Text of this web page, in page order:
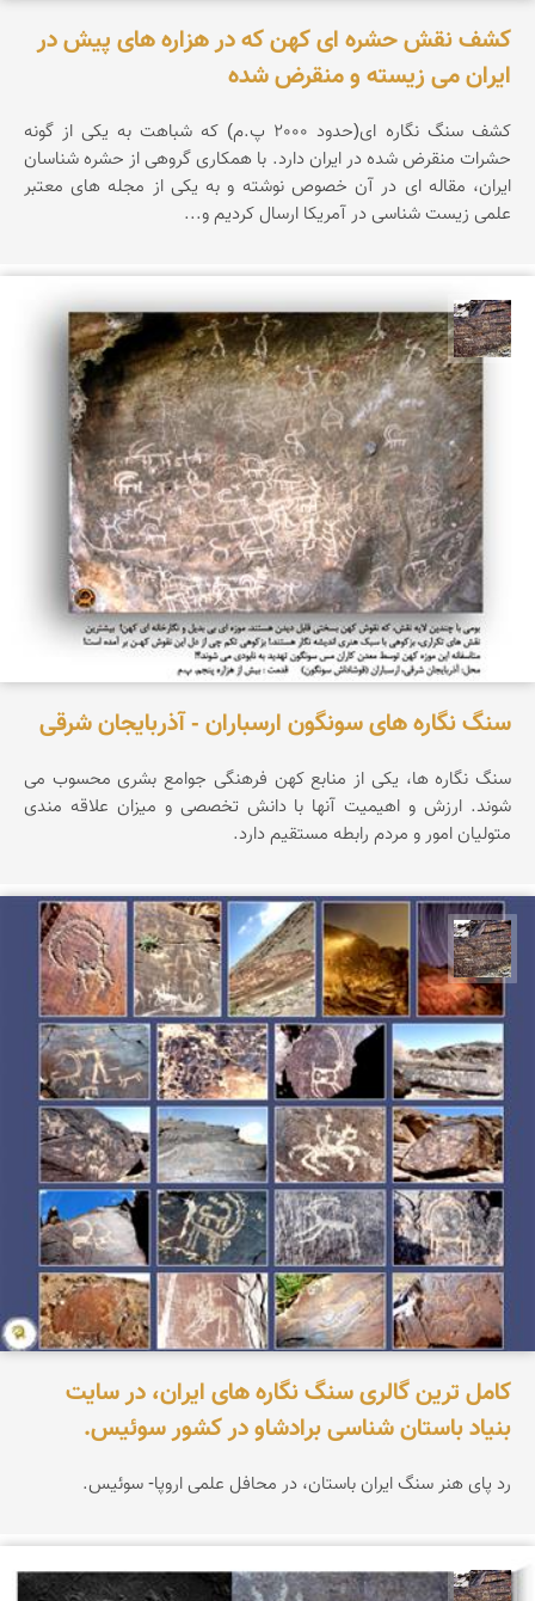
کشف نقش حشره ای کهن که در هزاره های پیش در
ایران می زیسته و منقرض شده
کشف سنگ نگاره ای(حدود 2000 پ.م) که شباهت به یکی از گونه
حشرات منقرض شده در ایران دارد. با همکاری گروهی از حشره شناسان
ایران، مقاله ای در آن خصوص نوشته و به یکی از مجله های معتبر
علمی زیست شناسی در آمریکا ارسال کردیم و...
محمد ناصری فرد
سنگ نگاره های سونگون ارسباران - آذربایجان شرقی
سنگ نگاره ها، یکی از منابع کهن فرهنگی جوامع بشری محسوب می
شوند. ارزش و اهیمیت آنها با دانش تخصصی و میزان علاقه مندی
متولیان امور و مردم رابطه مستقیم دارد.
محمد ناصری فرد
کامل ترین گالری سنگ نگاره های ایران، در سایت
بنیاد باستان شناسی برادشاو در کشور سوئیس.
رد پای هنر سنگ ایران باستان، در محافل علمی اروپا- سوئیس.